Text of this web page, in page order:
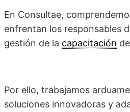
En Consultae,
enfrentan los responsables
gestión de la capacitación
Por ello, trabajamos
soluciones innovadoras y